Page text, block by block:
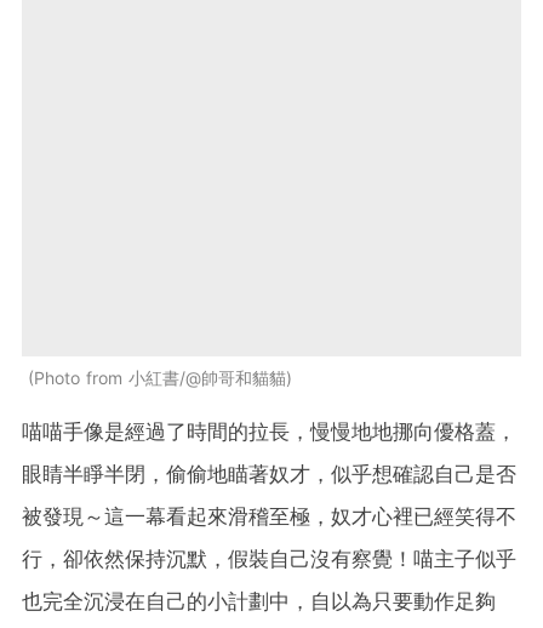
Photo from 小紅書/@帥哥和貓貓
喵喵手像是經過了時間的拉長，慢慢地地挪向優格蓋，
眼睛半睜半閉，偷偷地瞄著奴才，似乎想確認自己是否
被發現～這一幕看起來滑稽至極，奴才心裡已經笑得不
行，卻依然保持沉默，假裝自己沒有察覺！喵主子似乎
也完全沉浸在自己的小計劃中，自以為只要動作足夠